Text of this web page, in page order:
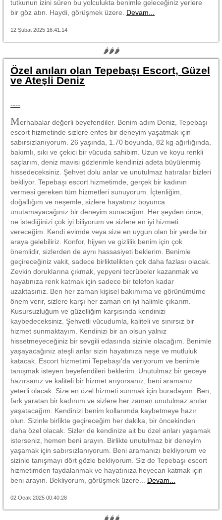
tutkunun izini süren bu yolculukta benimle geleceğiniz yerlere
bir göz atın. Haydi, görüşmek üzere. Devam...
12 Şubat 2025 16:41:14
🌶🌶🌶
Özel anıları olan Tepebaşı Escort, Güzel
ve Ateşli Deniz
----
Merhabalar değerli beyefendiler. Benim adım Deniz, Tepebaşı
escort hizmetinde sizlere enfes bir deneyim yaşatmak için
sabırsızlanıyorum. 26 yaşında, 1.70 boyunda, 82 kg ağırlığında,
bakımlı, sıkı ve çekici bir vücuda sahibim. Uzun ve koyu renkli
saçlarım, deniz mavisi gözlerimle kendinizi adeta büyülenmiş
hissedeceksiniz. Şehvet dolu anlar ve unutulmaz hatıralar bizleri
bekliyor. Tepebaşı escort hizmetimde, gerçek bir kadının
vermesi gereken tüm hizmetleri sunuyorum. İçtenliğim,
doğallığım ve neşemle, sizlere hayatınız boyunca
unutamayacağınız bir deneyim sunacağım. Her şeyden önce,
ne istediğinizi çok iyi biliyorum ve sizlere en iyi hizmeti
vereceğim. Kendi evimde veya size en uygun olan bir yerde bir
araya gelebiliriz. Konfor, hijyen ve gizlilik benim için çok
önemlidir, sizlerden de aynı hassasiyeti beklerim. Benimle
geçireceğiniz vakit, sadece birliktelikten çok daha fazlası olacak.
Zevkin doruklarına çıkmak, yepyeni tecrübeler kazanmak ve
hayatınıza renk katmak için sadece bir telefon kadar
uzaktasınız. Ben her zaman kişisel bakımıma ve görünümüme
önem verir, sizlere karşı her zaman en iyi halimle çıkarım.
Kusursuzluğum ve güzelliğim karşısında kendinizi
kaybedeceksiniz. Şehvetli vücudumla, kaliteli ve sınırsız bir
hizmet sunmaktayım. Kendinizi bir an olsun yalnız
hissetmeyeceğiniz bir sevgili edasında sizinle olacağım. Benimle
yaşayacağınız ateşli anlar sizin hayatınıza neşe ve mutluluk
katacak. Escort hizmetimi Tepebaşı'da veriyorum ve benimle
tanışmak isteyen beyefendileri beklerim. Unutulmaz bir geceye
hazırsanız ve kaliteli bir hizmet arıyorsanız, beni aramanız
yeterli olacak. Size en özel hizmeti sunmak için buradayım. Ben,
fark yaratan bir kadınım ve sizlere her zaman unutulmaz anılar
yaşatacağım. Kendinizi benim kollarımda kaybetmeye hazır
olun. Sizinle birlikte geçireceğim her dakika, bir öncekinden
daha özel olacak. Sizler de kendinize ait bu özel anları yaşamak
isterseniz, hemen beni arayın. Birlikte unutulmaz bir deneyim
yaşamak için sabırsızlanıyorum. Beni aramanızı bekliyorum ve
sizinle tanışmayı dört gözle bekliyorum. Siz de Tepebaşı escort
hizmetimden faydalanmak ve hayatınıza heyecan katmak için
beni arayın. Bekliyorum, görüşmek üzere... Devam...
02 Ocak 2025 00:40:28
🌶🌶🌶